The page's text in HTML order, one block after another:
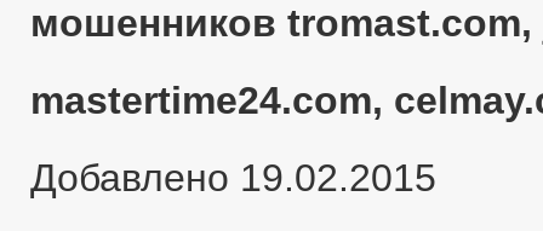
мошенников
mastertime24.com,
Добавлено 19.02.2015